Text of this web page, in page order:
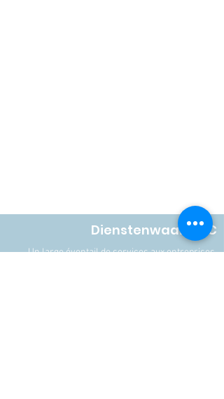
Dienstenwaaier SC
Un large éventail de services aux entreprises.